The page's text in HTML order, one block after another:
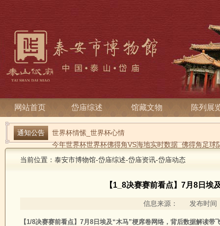
网站首页 岱庙综述 馆藏文物 陈列展
通知公告
世界杯情愫_世界杯心情
今年世界杯世界杯佛得角VS海地实时数据_佛得角足球
当前位置： 泰安市博物馆-岱庙综述-岱庙资讯-岱庙动态
【1_8决赛赛前看点】7月8日埃
信息来源： 发布时间
【1/8决赛赛前看点】7月8日埃及“木马”梗席卷网络，背后数据解读带